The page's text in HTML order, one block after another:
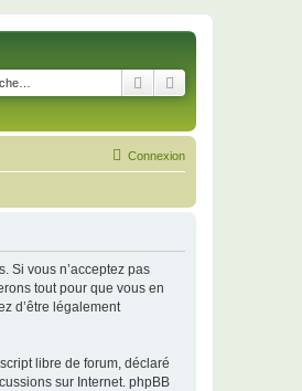
Rechercher
Connexion
Si vous n’acceptez pas
tout pour que vous en
d’être légalement
libre de forum, déclaré
sur Internet. phpBB